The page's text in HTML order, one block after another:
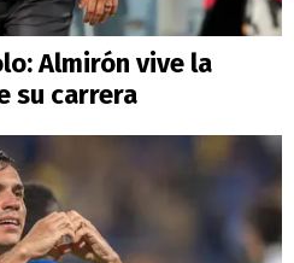
Almirón vive la
su carrera